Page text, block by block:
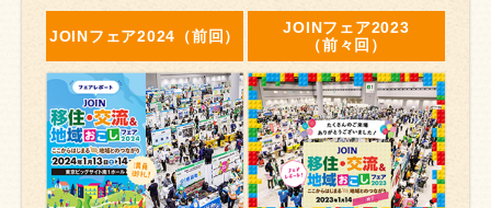
JOINフェア2024 （前回）
JOINフェア2023
（前々回）